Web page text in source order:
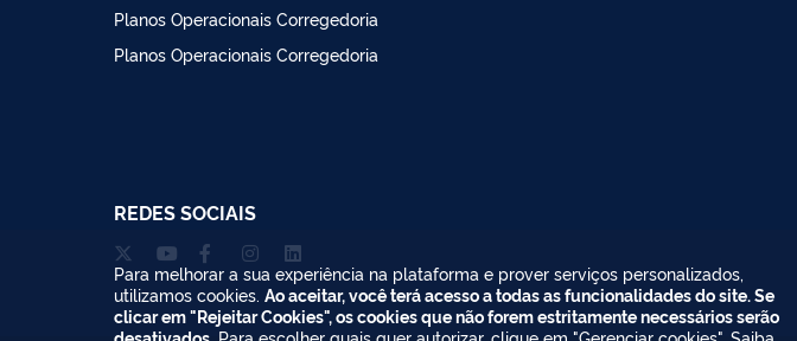
Planos Operacionais Corregedoria
Planos Operacionais Corregedoria
REDES SOCIAIS
Para melhorar a sua experiência na plataforma e prover serviços personalizados,
utilizamos cookies. Ao aceitar, você terá acesso a todas as funcionalidades do site. Se
clicar em "Rejeitar Cookies", os cookies que não forem estritamente necessários serão